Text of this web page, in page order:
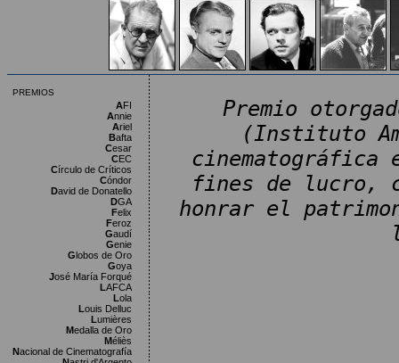
PREMIOS
AFI
Annie
Ariel
Bafta
Cesar
CEC
Círculo de Críticos
Cóndor
David de Donatello
DGA
Felix
Feroz
Gaudí
Genie
Globos de Oro
Goya
José María Forqué
LAFCA
Lola
Louis Delluc
Lumières
Medalla de Oro
Méliès
Nacional de Cinematografía
Premio
(Instituto
cinematográfica
fines de lucro,
honrar el